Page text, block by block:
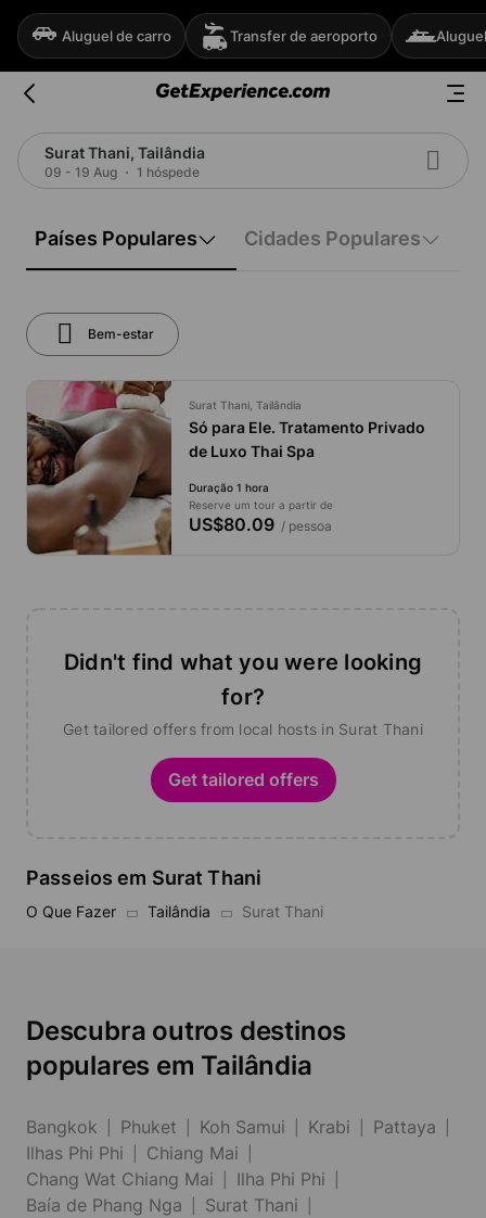
Aluguel de carro Transfer de aeroporto
Surat Thani, Tailândia
09 - 19 Aug 1 hóspede
Países Populares Cidades Populares
Bem-estar
Surat Thani, Tailândia
Só para Ele. Tratamento Privado
de Luxo Thai Spa
Duração 1 hora
Reserve um tour a partir de
US$80.09/ pessoa
Didn't find what you were looking
for?
Get tailored offers from local hosts in Surat Thani
Get tailored offers
Passeios em Surat Thani
O Que Fazer Tailândia Surat Thani
Descubra outros destinos
populares em Tailândia
Bangkok Phuket Koh Samui Krabi
Pattaya
Ilhas Phi Phi
Chiang Mai
Chang Wat Chiang Mai
Ilha Phi Phi
Baía de Phang Nga
Surat Thani